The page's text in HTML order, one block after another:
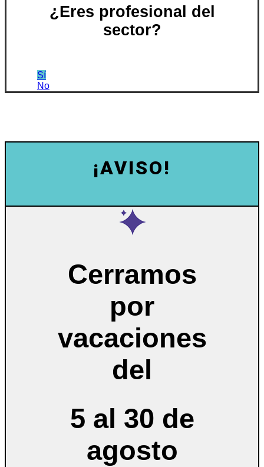
¿Eres profesional del
sector?
Sí
No
¡AVISO!
Cerramos
por
vacaciones
del
5 al 30 de
agosto